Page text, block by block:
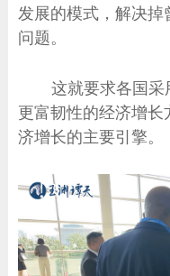
发展的模式，解决
问题。
这就要求各国采
更富韧性的经济增
济增长的主要引擎。